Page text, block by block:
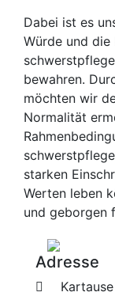
Dabei ist es
Würde und
bewahren.
möchten wir
Normalität
starken
Werten leben
und geborgen
Adresse
Kartause